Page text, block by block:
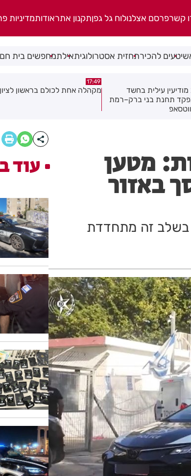
קשרפרסם אצלנולוח גל גפןתקנון אתראודותמדיניות
טעים להכירתחזית אסטרולוגיתאילתמחפשים בית חם
בראשון לציון
17:02
תושב חולון נעדר כבר שבועיים
מטען
באזור
בשלב זה מתחדדת
עוד